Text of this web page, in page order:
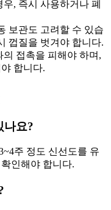
, 즉시 사용하거나 폐
보관도 고려할 수 있습
껍질을 벗겨야 합니다.
접촉을 피해야 하며,
합니다.
나요?
주 정도 신선도를 유
인해야 합니다.